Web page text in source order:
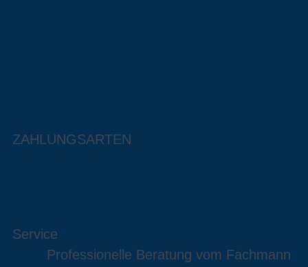
ZAHLUNGSARTEN
Service
Professionelle Beratung vom Fachmann